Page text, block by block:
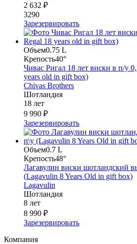
2 632 ₽
3290
Зарезервировать
Объем0.75 L
Крепость40°
Чивас Ригал 18 лет виски в п/у
years old in gift box)
Chivas Brothers
Шотландия
18 лет
9 990 ₽
Зарезервировать
Объем0.7 L
Крепость48°
Лагавулин виски шотландский
(Lagavulin 8 Years Old in gift box)
Lagavulin
Шотландия
8 лет
8 990 ₽
Зарезервировать
Компания